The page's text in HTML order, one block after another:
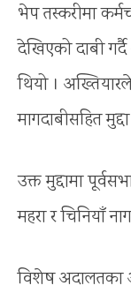
भेप तस्करीमा
देखिएको दाबी गर्दै
थियो ।
मागदाबीसहित
उक्त मुद्दामा
महरा र चिनियाँ
विशेष अदालतका